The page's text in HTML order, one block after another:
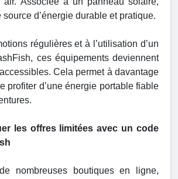
d’énergie durable et pratique.
régulières et à l’utilisation d’un
ces équipements deviennent
Cela permet à davantage
profiter d’une énergie portable fiable
les offres limitées avec un code
nombreuses boutiques en ligne,